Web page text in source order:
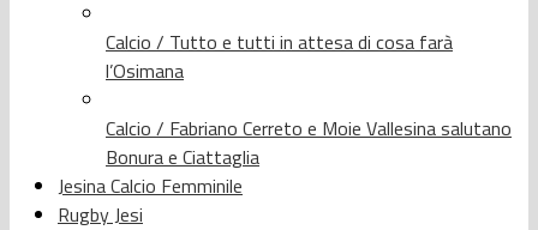
Calcio / Tutto e tutti in attesa di cosa farà
l’Osimana
Calcio / Fabriano Cerreto e Moie Vallesina salutano
Bonura e Ciattaglia
Jesina Calcio Femminile
Rugby Jesi